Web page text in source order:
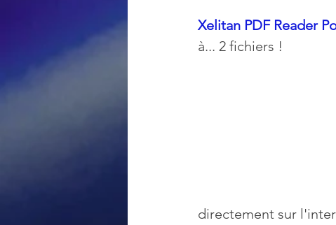
Xelitan PDF Reader
à... 2 fichiers !
directement sur